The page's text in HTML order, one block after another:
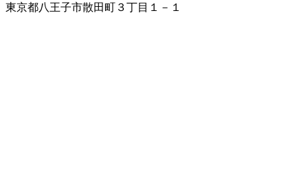
東京都八王子市散田町３丁目１－１